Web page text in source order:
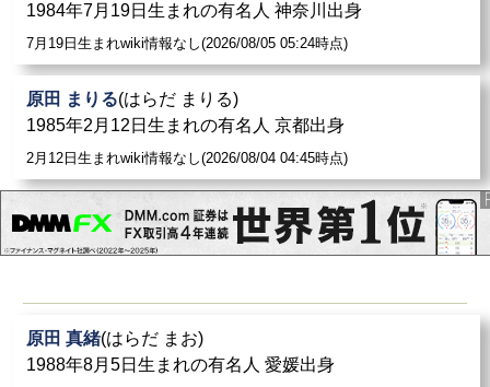
1984年7月19日生まれの有名人 神奈川出身
7月19日生まれwiki情報なし(2026/08/05 05:24時点)
原田 まりる(はらだ まりる)
1985年2月12日生まれの有名人 京都出身
2月12日生まれwiki情報なし(2026/08/04 04:45時点)
原田 真緒(はらだ まお)
1988年8月5日生まれの有名人 愛媛出身